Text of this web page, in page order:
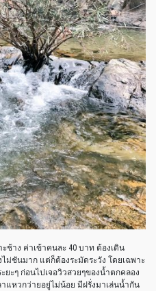
ช้าง ค่าเข้าคนละ 40 บาท ต้องเดิน
ม่ชันมาก แต่ก็ต้องระมัดระวัง โดยเฉพาะ
ยะๆ ก่อนไปเจอวิวสวยๆของน้ำตกคลอง
แหวกว่ายอยู่ไม่น้อย มีฝรั่งมาเล่นน้ำกัน